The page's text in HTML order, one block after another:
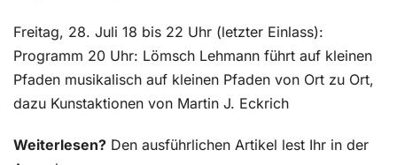
Freitag, 28. Juli 18 bis 22 Uhr (letzter Einlass):
Programm 20 Uhr: Lömsch Lehmann führt auf kleinen
Pfaden musikalisch auf kleinen Pfaden von Ort zu Ort,
dazu Kunstaktionen von Martin J. Eckrich
Weiterlesen? Den ausführlichen Artikel lest Ihr in der